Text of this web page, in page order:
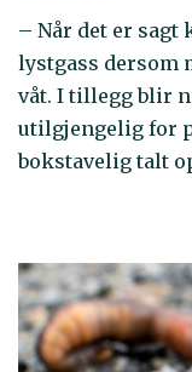
– Når det er sagt
lystgass dersom
våt. I tillegg blir
utilgjengelig for
bokstavelig talt